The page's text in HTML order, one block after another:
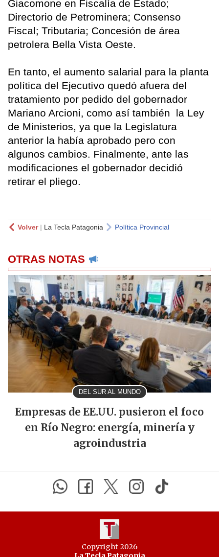
Giacomone en Fiscalía de Estado;
Directorio de Petrominera; Consenso
Fiscal; Tributaria; Concesión de área
petrolera Bella Vista Oeste.
En tanto, el aumento salarial para la planta
política del Ejecutivo quedó afuera del
tratamiento por pedido del gobernador
Mariano Arcioni, como así también la Ley
de Ministerios, ya que la Legislatura
anterior la había aprobado pero con
algunos cambios. Finalmente, ante las
modificaciones el gobernador decidió
retirar el pliego.
Volver| La Tecla Patagonia Política Provincial
OTRAS NOTAS
DEL SUR AL MUNDO
Empresas de EE.UU. pusieron el foco
en Río Negro: energía, minería y
agroindustria
Copyright 2026